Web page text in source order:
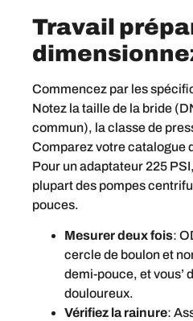
Travail
Commencez par les
Notez la taille de la bride
commun), la classe de
Comparez votre catalogue
Pour un adaptateur 225
plupart des pompes
pouces.
Mesurer deux fois:
cercle de boulon et
demi-pouce, et vous’
douloureux.
Vérifiez la rainure: